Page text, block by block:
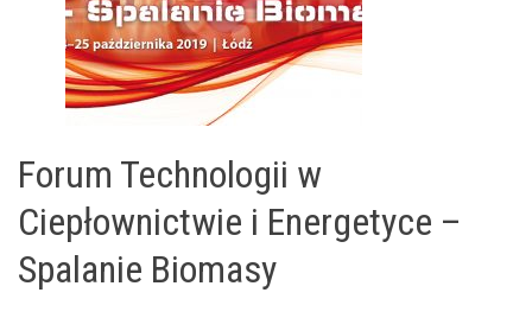
Forum Technologii w
Ciepłownictwie i Energetyce –
Spalanie Biomasy